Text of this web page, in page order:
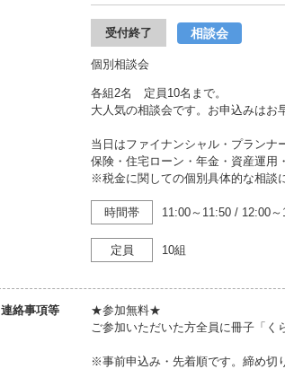
受付終了 相談会
個別相談会
各組2名 定員10名まで。
大人気の相談会です。お申込みはお
当日はファイナンシャル・プランナ
保険・住宅ローン・年金・資産運用
※税金に関しての個別具体的な相談
時間帯 11:00～11:50 / 12:00
定員 10組
連絡事項等
★参加無料★
ご参加いただいた方全員に冊子「く
※事前申込み・先着順です。締め切